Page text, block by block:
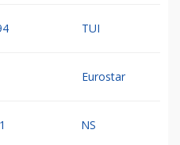
TUI
Eurostar
NS